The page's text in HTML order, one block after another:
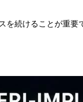
続けることが重